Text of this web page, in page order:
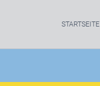
STARTSEITE